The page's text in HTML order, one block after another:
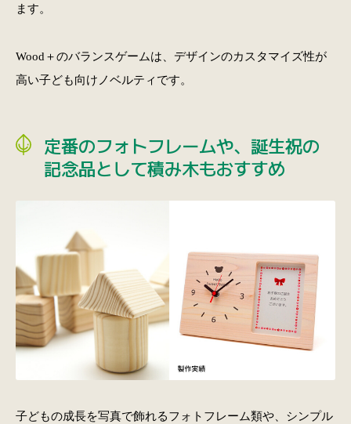
ます。
Wood＋のバランスゲームは、デザインのカスタマイズ性が
高い子ども向けノベルティです。
定番のフォトフレームや、誕生祝の
記念品として積み木もおすすめ
子どもの成長を写真で飾れるフォトフレーム類や、シンプル